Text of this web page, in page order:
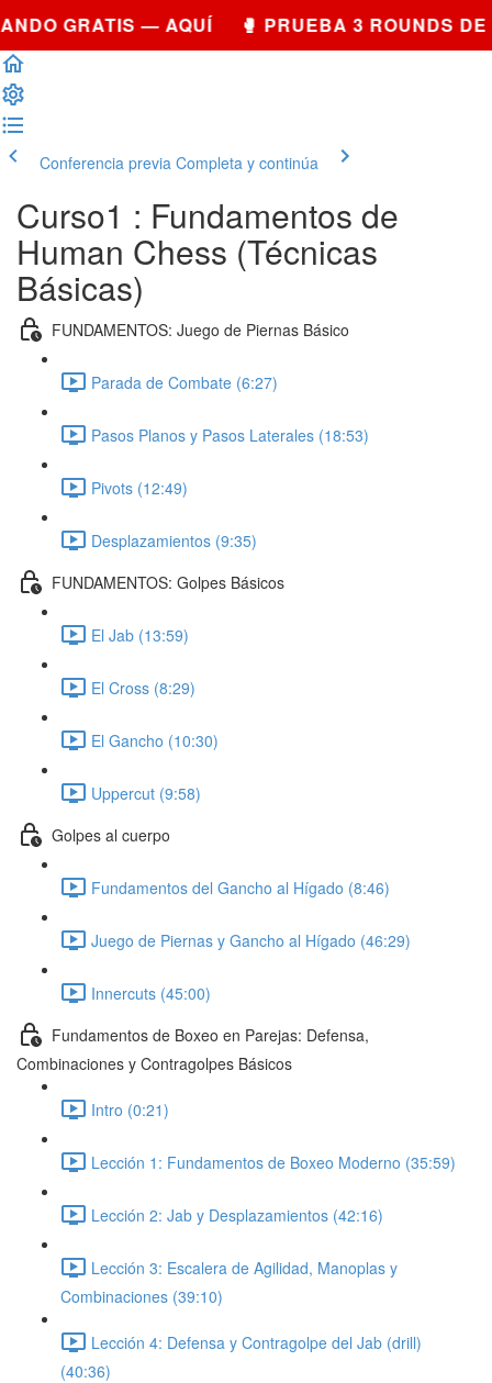
GRATIS — AQUÍ 🥊 PRUEBA 3 ROUNDS
Conferencia previa Completa y continúa
Curso1 : Fundamentos de
Human Chess (Técnicas
Básicas)
FUNDAMENTOS: Juego de Piernas Básico
Parada de Combate (6:27)
Pasos Planos y Pasos Laterales (18:53)
Pivots (12:49)
Desplazamientos (9:35)
FUNDAMENTOS: Golpes Básicos
El Jab (13:59)
El Cross (8:29)
El Gancho (10:30)
Uppercut (9:58)
Golpes al cuerpo
Fundamentos del Gancho al Hígado (8:46)
Juego de Piernas y Gancho al Hígado (46:29)
Innercuts (45:00)
Fundamentos de Boxeo en Parejas: Defensa,
Combinaciones y Contragolpes Básicos
Intro (0:21)
Lección 1: Fundamentos de Boxeo Moderno (35:59)
Lección 2: Jab y Desplazamientos (42:16)
Lección 3: Escalera de Agilidad, Manoplas y
Combinaciones (39:10)
Lección 4: Defensa y Contragolpe del Jab (drill)
(40:36)